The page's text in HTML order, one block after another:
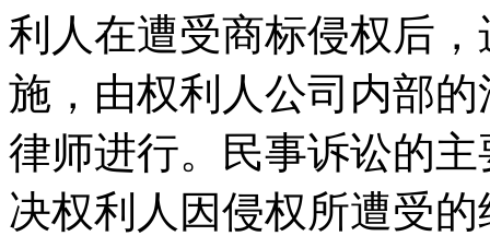
利人在遭受商标侵权后
施，由权利人公司内部
律师进行。民事诉讼的
决权利人因侵权所遭受